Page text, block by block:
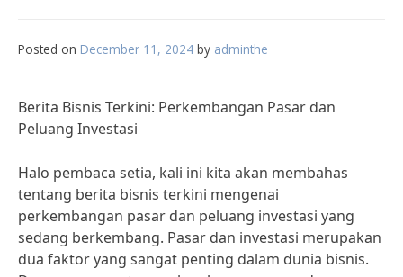
Posted on December 11, 2024 by adminthe
Berita Bisnis Terkini: Perkembangan Pasar dan
Peluang Investasi
Halo pembaca setia, kali ini kita akan membahas
tentang berita bisnis terkini mengenai
perkembangan pasar dan peluang investasi yang
sedang berkembang. Pasar dan investasi merupakan
dua faktor yang sangat penting dalam dunia bisnis.